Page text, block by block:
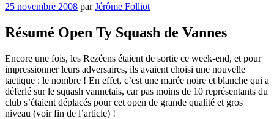
Publié
25 novembre 2008 parJérôme Folliot
Résumé Open Ty Squash de Vannes
Encore une fois, les Rezéens étaient de sortie ce week-end, et pour
impressionner leurs adversaires, ils avaient choisi une nouvelle
tactique : le nombre ! En effet, c’est une marée noire et blanche qui a
déferlé sur le squash vannetais, car pas moins de 10 représentants du
club s’étaient déplacés pour cet open de grande qualité et gros
niveau (voir fin de l’article) !